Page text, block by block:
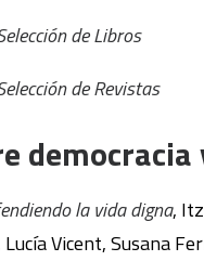
de Libros
de Revistas
la vida digna,
Vicent, Susana